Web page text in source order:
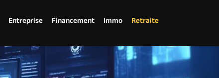
Entreprise Financement Immo Retraite